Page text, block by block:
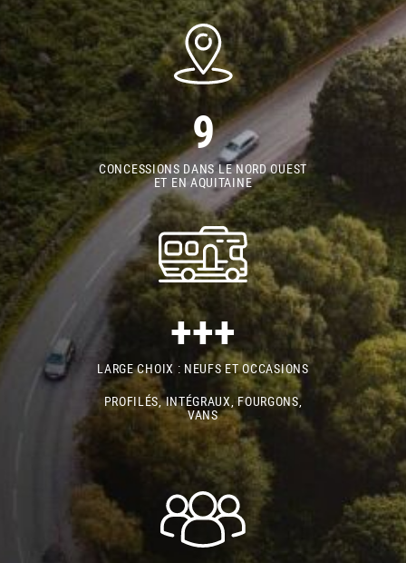
9
CONCESSIONS DANS LE NORD OUEST
ET EN AQUITAINE
+++
LARGE CHOIX : NEUFS ET OCCASIONS
PROFILÉS, INTÉGRAUX, FOURGONS,
VANS